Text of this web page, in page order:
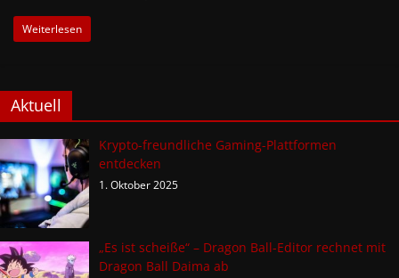
Weiterlesen
Aktuell
Krypto-freundliche Gaming-Plattformen
entdecken
1. Oktober 2025
„Es ist scheiße“ – Dragon Ball-Editor rechnet mit
Dragon Ball Daima ab